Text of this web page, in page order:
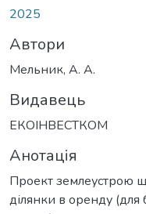
2025
Автори
Мельник, A. A.
Видавець
ЕКОІНВЕСТКОМ
Анотація
Проект землеустрою
ділянки в оренду (для